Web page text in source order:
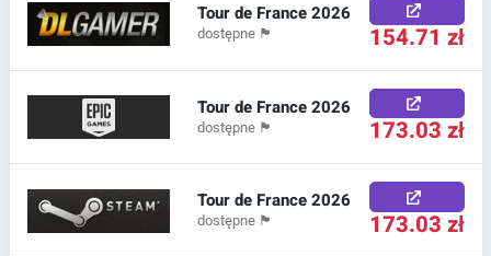
Tour de France 2026
dostępne 🏴 154.71 zł
Tour de France 2026
dostępne 🏴 173.03 zł
Tour de France 2026
dostępne 🏴 173.03 zł